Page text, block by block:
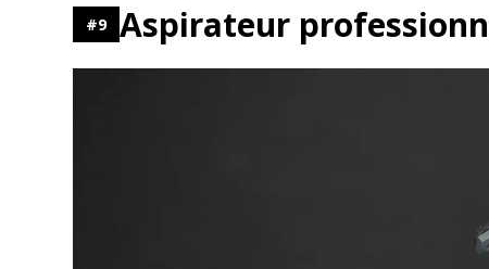
#9 Aspirateur